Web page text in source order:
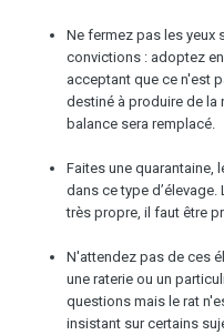
Ne fermez pas les yeux
convictions : adoptez
acceptant que ce n'est
destiné à produire de la
balance sera remplacé.
Faites une
dans ce type
très propre, il faut être
N'attendez pas de ces
une raterie ou un
questions mais le rat
insistant sur certains